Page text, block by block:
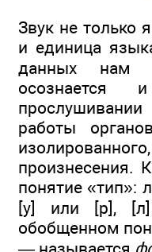
Звук не только
и единица
данных нам
осознается
работы
произнесения.
понятие «тип»:
[у] или [р],
обобщенном